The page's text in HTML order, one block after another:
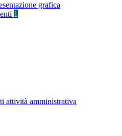
grafica
1
attività amministrativa